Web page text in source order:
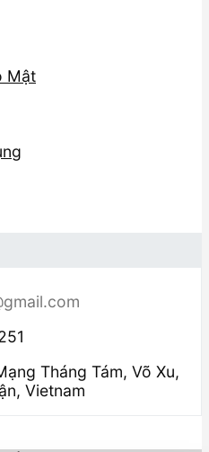
Mật
Tháng Tám, Võ Xu,
Vietnam